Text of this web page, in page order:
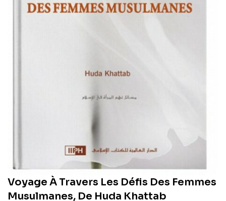
Voyage À Travers Les Défis Des Femmes
Musulmanes, De Huda Khattab